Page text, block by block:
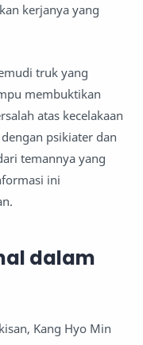
kerjanya yang
truk yang
membuktikan
atas kecelakaan
psikiater dan
temannya yang
ini
dalam
Kang Hyo Min